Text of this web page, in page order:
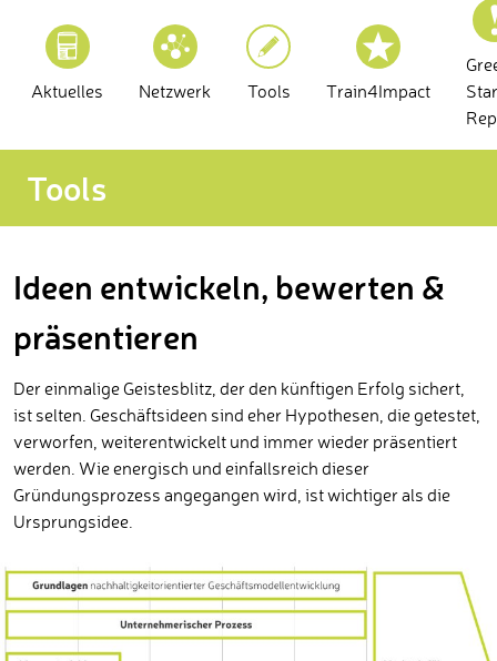
Aktuelles Netzwerk Tools Train4Impact
Tools
Ideen entwickeln, bewerten &
präsentieren
Der einmalige Geistesblitz, der den künftigen Erfolg sichert,
ist selten. Geschäftsideen sind eher Hypothesen, die getestet,
verworfen, weiterentwickelt und immer wieder präsentiert
werden. Wie energisch und einfallsreich dieser
Gründungsprozess angegangen wird, ist wichtiger als die
Ursprungsidee.